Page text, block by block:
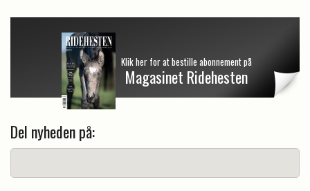
Klik her for at bestille abonnement på
Magasinet Ridehesten
Del nyheden på: